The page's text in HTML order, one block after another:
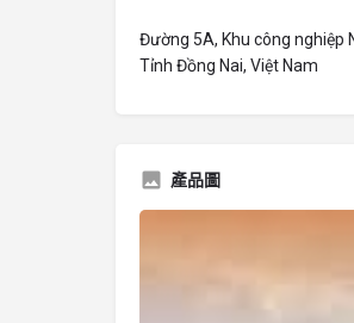
Đường 5A, Khu công nghiệp
Tỉnh Đồng Nai, Việt Nam
產品圖